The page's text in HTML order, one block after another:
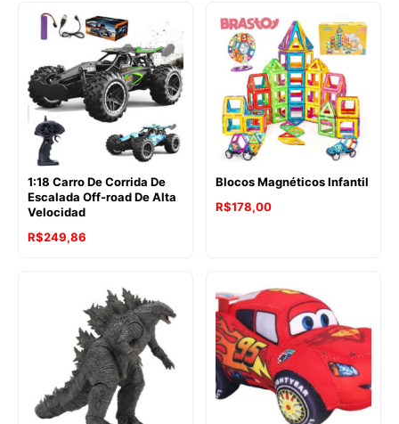
1:18 Carro De Corrida De
Escalada Off-road De Alta
Velocidad
R$249,86
Blocos Magnéticos Infantil
R$178,00